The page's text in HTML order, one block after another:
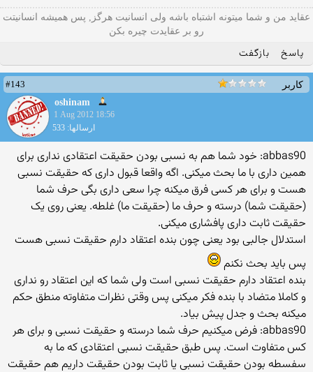
عقاید من و شما میتونه اشتباه باشه ولی انسانیت هرگز, پس همیشه انسانیتت
رو بر عقایدت چیره بکن
پاسخ بازگفت
کاربر
#143
oshinam
1 Aug 2012 18:56
ارسالها: 533
abbas90: خود شما هم به نسبی بودن حقیقت اعتقادی نداری برای
همین داری با ما بحث میکنی. اگه واقعا قبول داری که حقیقت نسبی
هست و برای هر کسی فرق میکنه چرا سعی داری بگی حرف شما
(حقیقت شما) درسته و حرف ما (حقیقت ما) غلطه. یعنی روی یک
حقیقت ثابت داری پافشاری میکنی.
استدلال جالبی بود یعنی چون بنده اعتقاد دارم حقیقت نسبی هست
پس باید بحث نکنم
بنده اعتقاد دارم حقیقت نسبی است ولی شما که این اعتقاد رو نداری
و کاملا متضاد با بنده فکر میکنی پس وقتی نظرات متفاوته منطق حکم
میکنه بحث و جدل پیش بیاد.
abbas90: فرض میکنیم حرف شما درسته و حقیقت نسبی و برای هر
کس متفاوت است. پس طبق حقیقت نسبی اعتقادی که ما به
سفسطه بودن حقیقت نسبی یا ثابت بودن حقیقت داریم هم حقیقت